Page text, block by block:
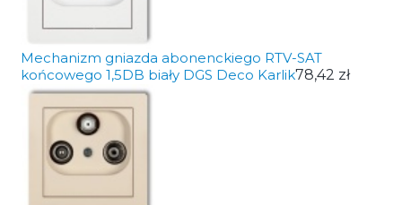
Mechanizm gniazda abonenckiego RTV-SAT
końcowego 1,5DB biały DGS Deco Karlik78,42 zł